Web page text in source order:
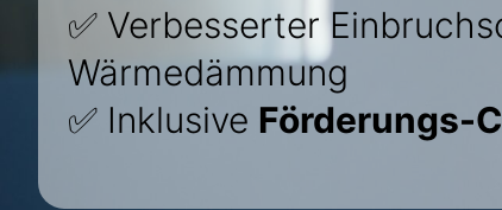
✅ Verbesserter
Wärmedämmung
✅ Inklusive Förderungs-